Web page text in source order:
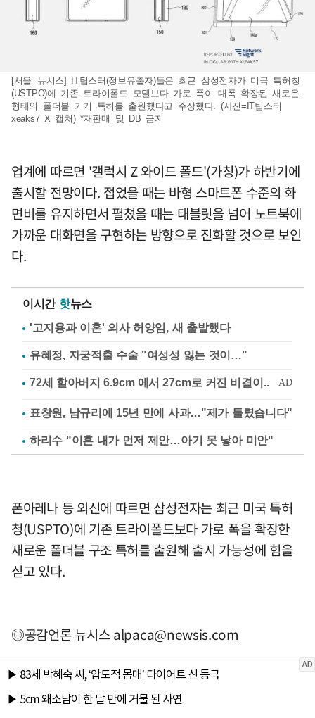
[서울=뉴시스] IT팁스터(정보유출자)들은 최근 삼성전자가 미국 특허청
(USTPO)에 기존 트라이폴드 모델보다 가로 폭이 대폭 확장된 새로운
형태의 폴더블 기기 특허를 출원했다고 주장했다. (사진=IT팁스터
xeaks7 X 캡처) *재판매 및 DB 금지
업계에 따르면 '갤럭시 Z 와이드 폴드'(가칭)가 하반기에
출시할 전망이다. 접었을 때는 바형 스마트폰 수준의 화
면비를 유지하면서 펼쳤을 때는 태블릿을 넘어 노트북에
가까운 대화면을 구현하는 방향으로 진화할 것으로 보인
다.
이시간 핫뉴스
'고지용과 이혼' 의사 허양임, 새 출발했다
유혜정, 자궁적출 수술 "여성성 잃는 것이…"
표창원, 남규리에 15년 만에 사과…"제가 틀렸습니다"
하리수 "이혼 내가 먼저 제안…아기 못 낳아 미안"
폰아레나 등 외신에 따르면 삼성전자는 최근 미국 특허
청(USPTO)에 기존 트라이폴드보다 가로 폭을 확장한
새로운 폴더블 구조 특허를 출원해 출시 가능성에 힘을
싣고 있다.
◎공감언론 뉴시스alpaca@newsis.com